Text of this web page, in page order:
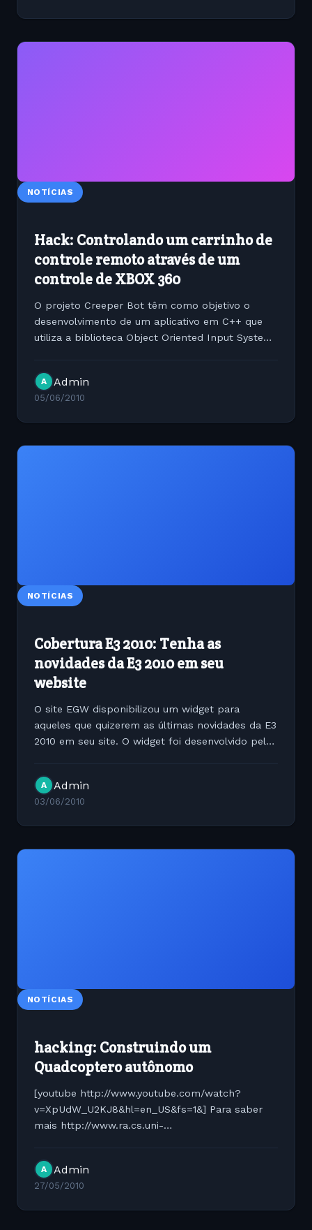
NOTÍCIAS
Hack: Controlando um carrinho de
controle remoto através de um
controle de XBOX 360
O projeto Creeper Bot têm como objetivo o
desenvolvimento de um aplicativo em C++ que
utiliza a biblioteca Object Oriented Input System.
Bluetooth para outros...
A Admin
05/06/2010
NOTÍCIAS
Cobertura E3 2010: Tenha as
novidades da E3 2010 em seu
website
O site EGW disponibilizou um widget para
aqueles que quizerem as últimas novidades da E3
2010 em seu site. O widget foi desenvolvido pela
basta copiar o...
A Admin
03/06/2010
NOTÍCIAS
hacking: Construindo um
Quadcoptero autônomo
[youtube http://www.youtube.com/watch?
v=XpUdW_U2KJ8&hl=en_US&fs=1&] Para saber
mais http://www.ra.cs.uni-
A Admin
27/05/2010